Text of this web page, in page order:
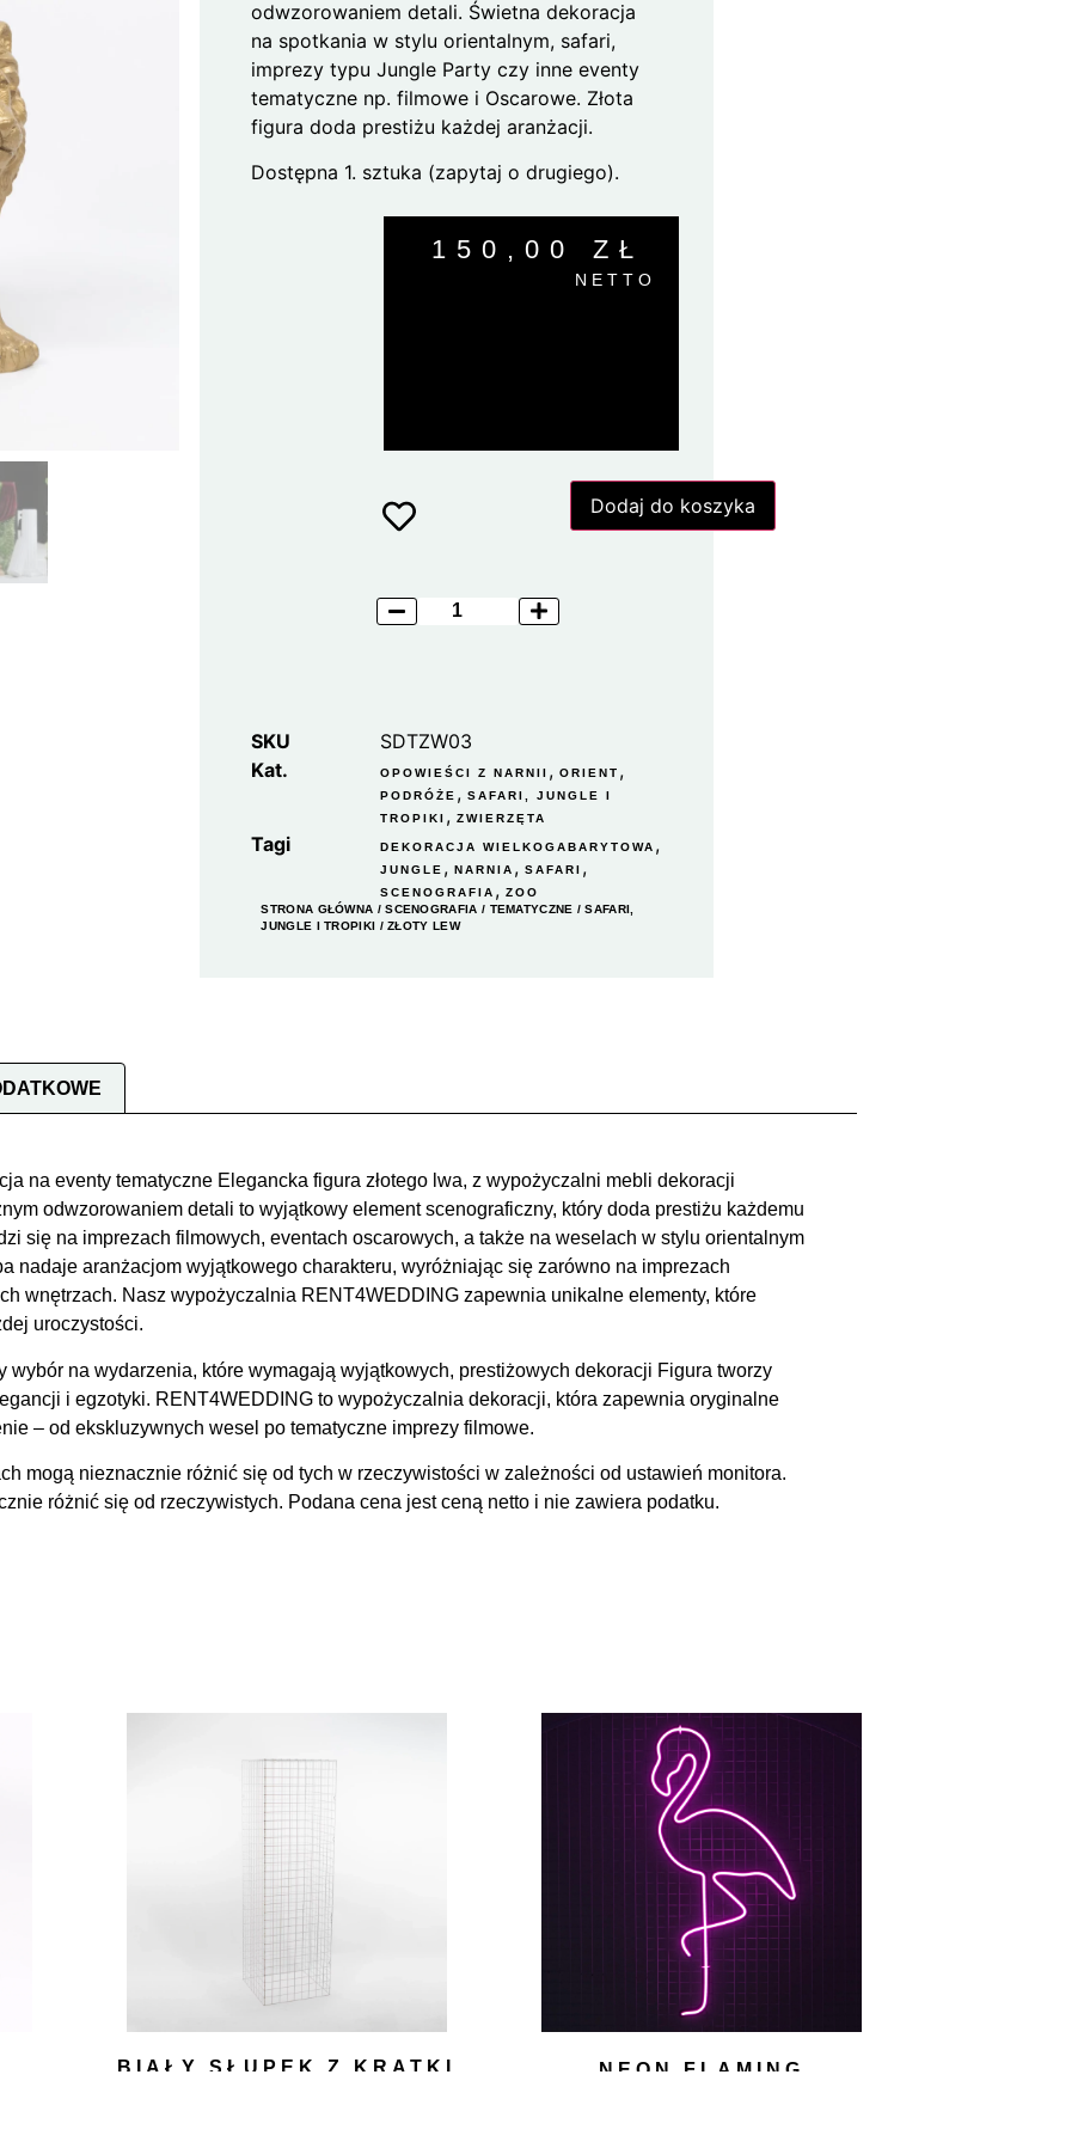
odwzorowaniem detali. Świetna dekoracja
na spotkania w stylu orientalnym, safari,
imprezy typu Jungle Party czy inne eventy
tematyczne np. filmowe i Oscarowe. Złota
figura doda prestiżu każdej aranżacji.
Dostępna 1. sztuka (zapytaj o drugiego).
150,00 ZŁ
NETTO
Dodaj do koszyka
SKU
SDTZW03
Kat.
OPOWIEŚCI Z NARNII , ORIENT ,
PODRÓŻE , SAFARI, JUNGLE I
TROPIKI , ZWIERZĘTA
Tagi DEKORACJA WIELKOGABARYTOWA ,
JUNGLE , NARNIA , SAFARI ,
SCENOGRAFIA , ZOO
STRONA GŁÓWNA /SCENOGRAFIA / TEMATYCZNE /SAFARI,
JUNGLE I TROPIKI / ZŁOTY LEW
na eventy tematyczne Elegancka figura złotego lwa, z wypożyczalni mebli dekoracji
odwzorowaniem detali to wyjątkowy element scenograficzny, który doda prestiżu każdemu
się na imprezach filmowych, eventach oscarowych, a także na weselach w stylu orientalnym
nadaje aranżacjom wyjątkowego charakteru, wyróżniając się zarówno na imprezach
wnętrzach. Nasz wypożyczalnia RENT4WEDDING zapewnia unikalne elementy, które
uroczystości.
wybór na wydarzenia, które wymagają wyjątkowych, prestiżowych dekoracji Figura tworzy
i egzotyki. RENT4WEDDING to wypożyczalnia dekoracji, która zapewnia oryginalne
– od ekskluzywnych wesel po tematyczne imprezy filmowe.
mogą nieznacznie różnić się od tych w rzeczywistości w zależności od ustawień monitora.
różnić się od rzeczywistych. Podana cena jest ceną netto i nie zawiera podatku.
BIAŁY SŁUPEK Z KRATKI
NEON FLAMING